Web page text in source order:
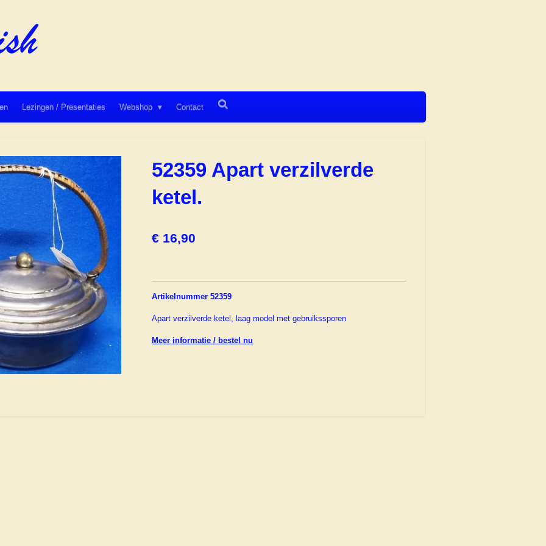
Lezingen / Presentaties Webshop Contact
52359 Apart verzilverde
ketel.
€ 16,90
Artikelnummer 52359
Apart verzilverde ketel, laag model met gebruikssporen
Meer informatie / bestel nu